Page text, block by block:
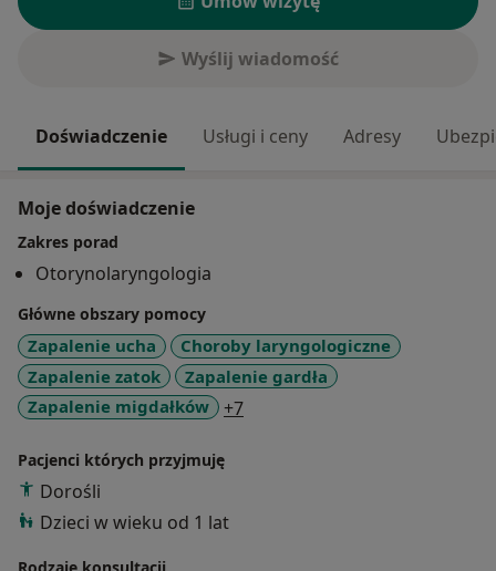
Wyślij wiadomość
Doświadczenie Usługi i ceny Adresy
Moje doświadczenie
Zakres porad
Otorynolaryngologia
Główne obszary pomocy
Zapalenie ucha
Choroby laryngologiczne
Zapalenie zatok
Zapalenie gardła
Zapalenie migdałków
+7a11y_sr_more_diseases
Pacjenci których przyjmuję
Dorośli
Dzieci w wieku od 1 lat